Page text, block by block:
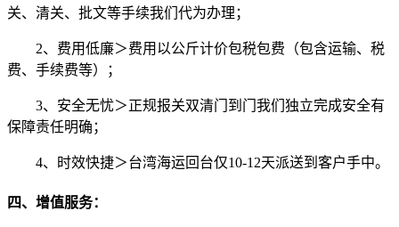
关、清关、批文等手续我们代为办理；
2、费用低廉＞费用以公斤计价包税包费（包含运输、税
费、手续费等）；
3、安全无忧＞正规报关双清门到门我们独立完成安全有
保障责任明确；
4、时效快捷＞台湾海运回台仅10-12天派送到客户手中。
四、增值服务：